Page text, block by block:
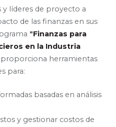
y líderes de proyecto a
de las finanzas en sus
"Finanzas para
en la Industria
herramientas
para:
basadas en análisis
y gestionar costos de